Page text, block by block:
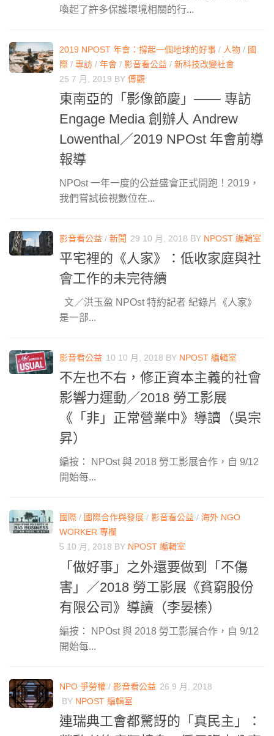
喚起了許多保護環境相關的行...
2019 NPOST 年會：撐起一個地球的好事 / 人物 / 國
際 / 專訪 / 年會 / 影音看公益 / 新科技改變社會
25 7 月, 2019 BY 傅觀
東南亞的「影像節慶」—— 專訪
Engage Media 創辦人 Andrew
Lowenthal／2019 NPOst 年會前導
報導
NPOst 一年一度的公益盛會正式開跑！2019，
我們嘗試檢視數位在...
影音看公益 / 新聞 29 10 月, 2018 BY NPOST 編輯室
平宅裡的《人家》：低收家庭與社
會工作的未完待續
文／洪玉盈 NPOst 特約記者 紀錄片《人家》
是一部...
影音看公益 10 10 月, 2018 BY NPOST 編輯室
不左也不右，修正資本主義的社會
影響力運動／2018 勞工影展
《「非」正常營業中》導讀（吳宗
昇）
編按： NPOst 與 2018 勞工影展合作，自 9/12
開始每...
國際 / 國際合作與發展 / 影音看公益 / 海外 NGO
WORKER 專欄
5 10 月, 2018 BY NPOST 編輯室
「做好事」之外還要做到「不傷
害」／2018 勞工影展《貧窮股份
有限公司》導讀（李晏榛）
編按： NPOst 與 2018 勞工影展合作，自 9/12
開始每...
NPO 爭勞權 / 影音看公益 26 9 月, 2018
BY NPOST 編輯室
連瑞典工會都驚訝的「真民主」：